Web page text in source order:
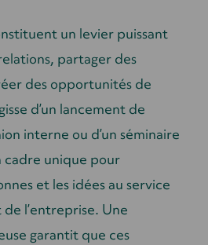
un levier puissant
partager des
des opportunités de
d’un lancement de
interne ou d’un séminaire
unique pour
et les idées au service
l’entreprise. Une
garantit que ces